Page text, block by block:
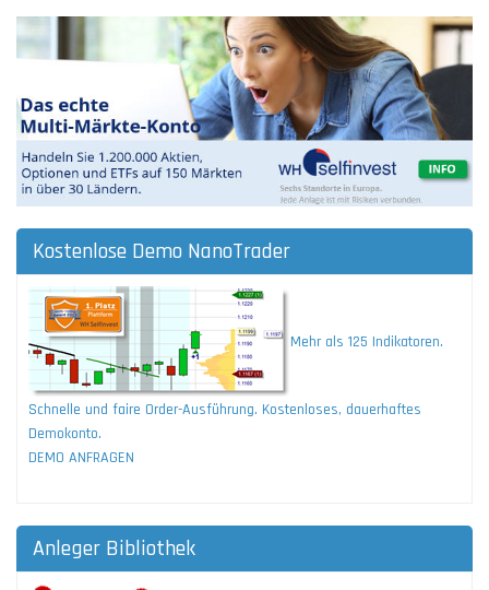
Kostenlose Demo NanoTrader
Mehr als 125 Indikatoren.
Schnelle und faire Order-Ausführung. Kostenloses, dauerhaftes
Demokonto.
DEMO ANFRAGEN
Anleger Bibliothek